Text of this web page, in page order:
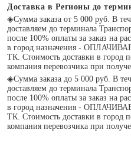
Доставка в Регионы до
◈Сумма заказа от 5 000 руб. В
доставляем до терминала
после 100% оплаты за заказ на
в город назначения -
ТК. Стоимость доставки в город
компания перевозчика при
◈Сумма заказа до 5 000 руб. В
доставляем до терминала
после 100% оплаты за заказ на
в город назначения -
ТК. Стоимость доставки в город
компания перевозчика при